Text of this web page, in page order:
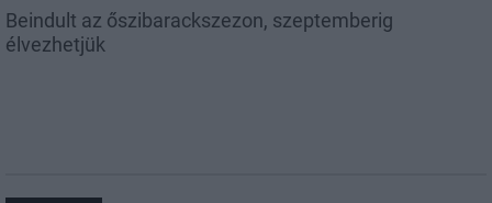
Beindult az őszibarackszezon, szeptemberig
élvezhetjük